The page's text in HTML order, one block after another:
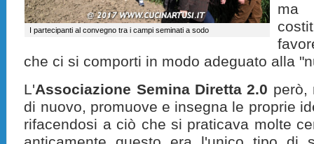
I partecipanti al convegno tra i campi seminati a sodo
ma
che ci si comporti in modo adeguato alla
L'Associazione Semina Diretta 2.0 però,
di nuovo, promuove e insegna le proprie
rifacendosi a ciò che si praticava molte